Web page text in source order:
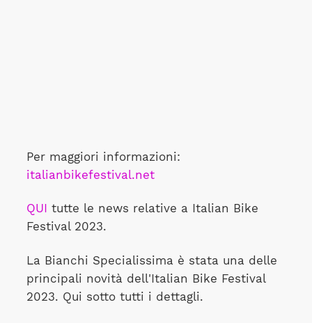
Per maggiori informazioni:
italianbikefestival.net
QUI
tutte le news relative a Italian Bike
Festival 2023.
La Bianchi Specialissima è stata una delle
principali novità dell'Italian Bike Festival
2023. Qui sotto tutti i dettagli.